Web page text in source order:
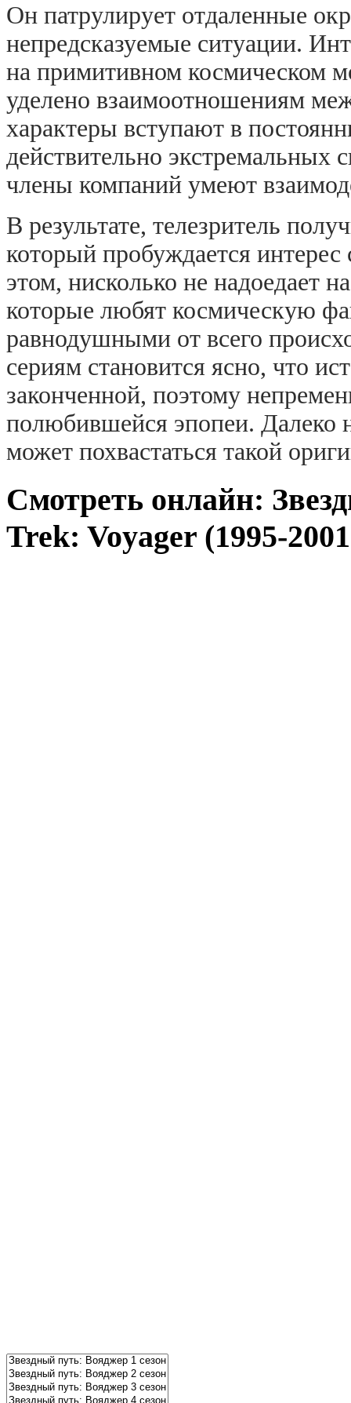
Он патрулирует отдаленные
непредсказуемые ситуации.
на примитивном космическом
уделено взаимоотношениям
характеры вступают в
действительно экстремальных
члены компаний умеют
В результате, телезритель
который пробуждается
этом, нисколько не надоедает
которые любят космическую
равнодушными от всего
сериям становится ясно, что
законченной, поэтому
полюбившейся эпопеи. Далеко
может похвастаться такой
Смотреть онлайн:
Trek: Voyager (1995-